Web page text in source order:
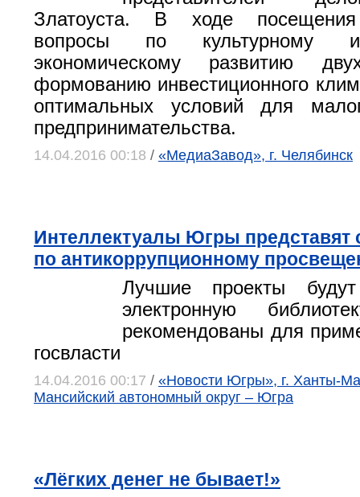
Златоуста. В ходе посещения
вопросы по культурному
экономическому развитию
формованию инвестиционного
оптимальных условий для
предпринимательства.
14.04.2016 00:18 / «МедиаЗавод», г. Челябинск
Интеллектуалы Югры представят
по антикоррупционному
Лучшие проекты
электронную
рекомендованы для
госвласти
14.04.2016 00:17 / «Новости Югры», г. Ханты-
Мансийский автономный округ – Югра
«Лёгких денег не бывает!»